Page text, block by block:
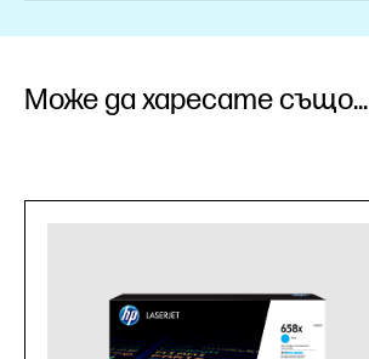
Може да харесате също...